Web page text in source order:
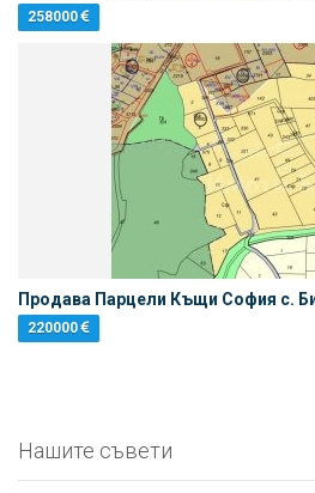
258000
Продава Парцели Къщи София с.
220000
Нашите съвети